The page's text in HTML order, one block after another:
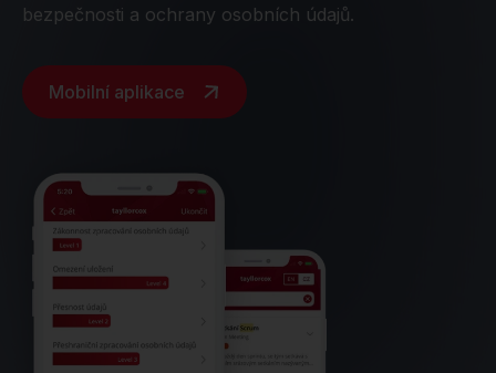
bezpečnosti a ochrany osobních údajů.
Mobilní aplikace